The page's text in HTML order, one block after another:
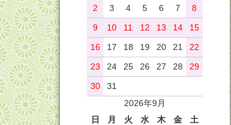
2 3 4 5 6 7
8
9
10 11 12 13 14
15
16
17 18 19 20 21
22
23
24 25 26 27 28
29
30
31
2026年9月
日
月 火 水 木 金
土